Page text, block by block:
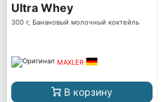
Ultra Whey
300 г, Банановый молочный коктейль
MAXLER
В корзину